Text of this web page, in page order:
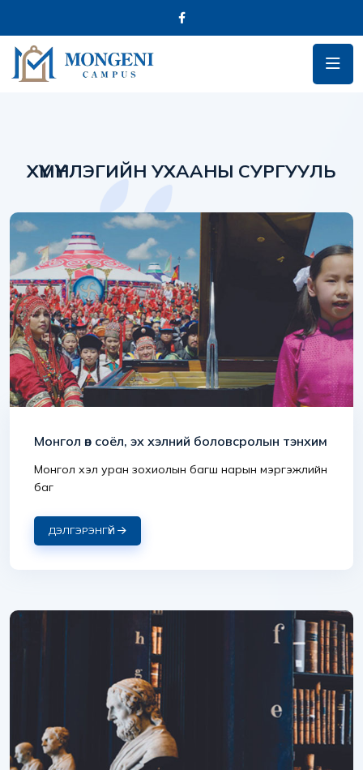
ХҮМҮҮНЛЭГИЙН УХААНЫ СУРГУУЛЬ
Монгол өв соёл, эх хэлний боловсролын тэнхим
Монгол хэл уран зохиолын багш нарын мэргэжлийн
баг
ДЭЛГЭРЭНГҮЙ